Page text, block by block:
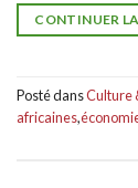
CONTINUER
Posté dansCulture
africaines,